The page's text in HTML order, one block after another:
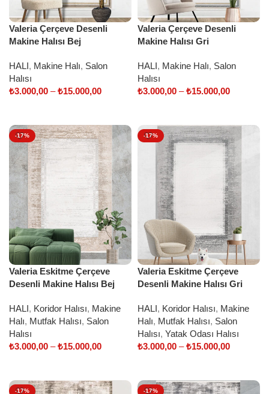
Valeria Çerçeve Desenli
Makine Halısı Bej
HALI, Makine Halı, Salon
Halısı
₺3.000,00 –₺15.000,00
Valeria Çerçeve Desenli
Makine Halısı Gri
HALI, Makine Halı, Salon
Halısı
₺3.000,00 –₺15.000,00
-17%
Valeria Eskitme Çerçeve
Desenli Makine Halısı Bej
HALI, Koridor Halısı, Makine
Halı, Mutfak Halısı, Salon
Halısı
₺3.000,00 –₺15.000,00
-17%
Valeria Eskitme Çerçeve
Desenli Makine Halısı Gri
HALI, Koridor Halısı, Makine
Halı, Mutfak Halısı, Salon
Halısı, Yatak Odası Halısı
₺3.000,00 –₺15.000,00
-17% -17%